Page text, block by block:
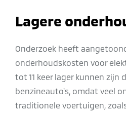
Lagere
Onderzoek heeft
onderhoudskosten voor
tot 11 keer lager kunnen zijn
benzineauto's, omdat veel
traditionele voertuigen,